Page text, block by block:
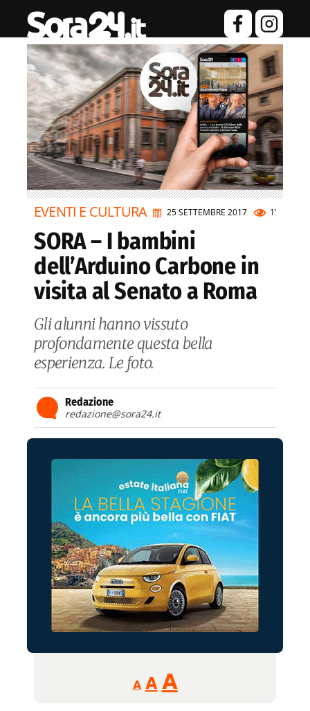
25 SETTEMBRE 2017 1’
EVENTI E CULTURA
SORA – I bambini
dell’Arduino Carbone in
visita al Senato a Roma
Gli alunni hanno vissuto
profondamente questa bella
esperienza. Le foto.
Redazione
redazione@sora24.it
A
Reducir
tamaño
A Restablecer
AAumentar